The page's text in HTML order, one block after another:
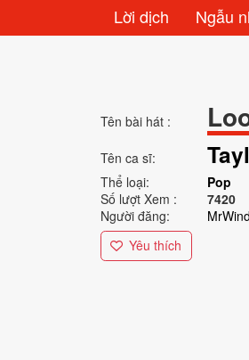
Lời dịch Ngẫu
Tên bài hát :
Tên ca sĩ:
Thể loại:
Pop
Số lượt Xem :
7420
Người đăng:
MrWind
Yêu thích